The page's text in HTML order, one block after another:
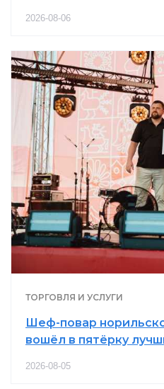
2026-08-06
ТОРГОВЛЯ И УСЛУГИ
Шеф-повар
вошёл в пятёрку
2026-08-05